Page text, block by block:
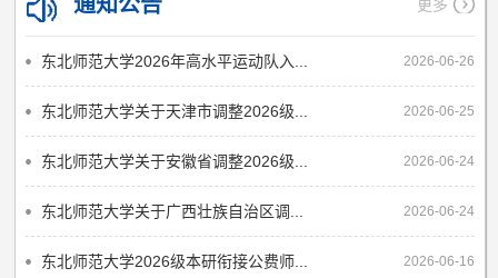
更多
东北师范大学2026年高水平运动队入... 2026-06-26
东北师范大学关于天津市调整2026级... 2026-06-25
东北师范大学关于安徽省调整2026级... 2026-06-24
东北师范大学关于广西壮族自治区调... 2026-06-24
东北师范大学2026级本研衔接公费师... 2026-06-16